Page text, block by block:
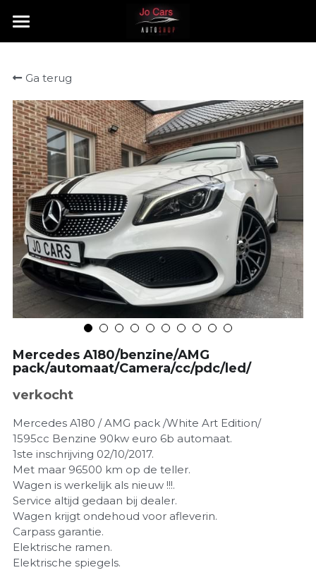
HOME
TE KOOP
VERKOCHT
CONTACT
Ga terug
Mercedes A180/benzine/AMG
pack/automaat/Camera/cc/pdc/led/
verkocht
Mercedes A180 / AMG pack /White Art Edition/
1595cc Benzine 90kw euro 6b automaat.
1ste inschrijving 02/10/2017.
Met maar 96500 km op de teller.
Wagen is werkelijk als nieuw !!!.
Service altijd gedaan bij dealer.
Wagen krijgt ondehoud voor afleverin.
Carpass garantie.
Elektrische ramen.
Elektrische spiegels.